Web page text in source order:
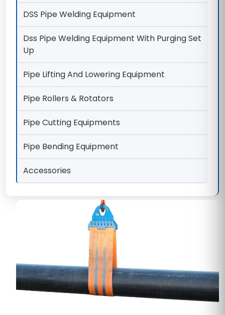
DSS Pipe Welding Equipment
Dss Pipe Welding Equipment With Purging Set
Up
Pipe Lifting And Lowering Equipment
Pipe Rollers & Rotators
Pipe Cutting Equipments
Pipe Bending Equipment
Accessories